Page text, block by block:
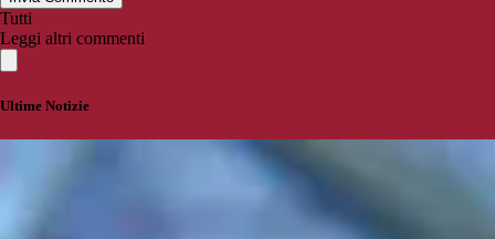
Tutti
Leggi altri commenti
Ultime Notizie